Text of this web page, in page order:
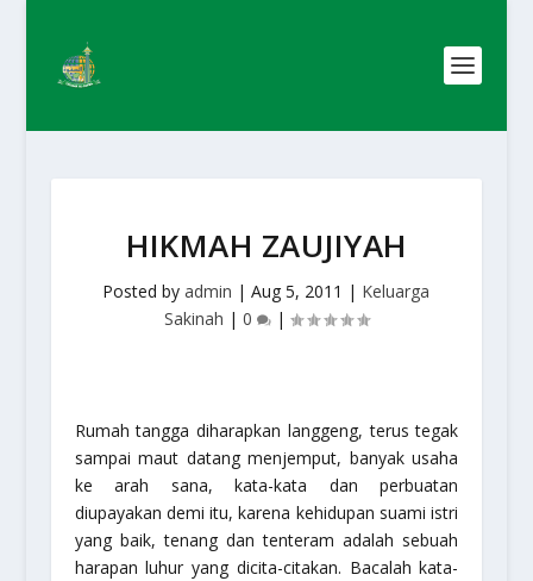
HIKMAH ZAUJIYAH
Posted byadmin |Aug 5, 2011 | Keluarga
Sakinah | 0 |
Rumah tangga diharapkan langgeng, terus tegak
sampai maut datang menjemput, banyak usaha
ke arah sana, kata-kata dan perbuatan
diupayakan demi itu, karena kehidupan suami istri
yang baik, tenang dan tenteram adalah sebuah
harapan luhur yang dicita-citakan. Bacalah kata-